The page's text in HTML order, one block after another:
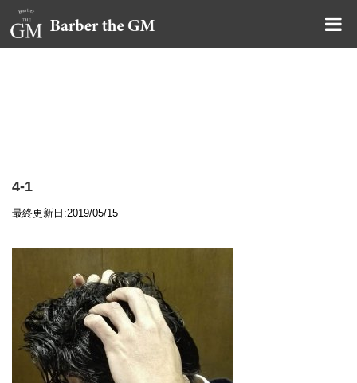
4-1
最終更新日:2019/05/15